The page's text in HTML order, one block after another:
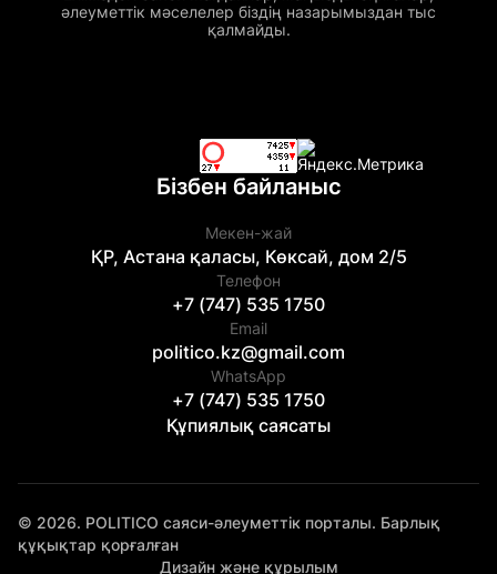
әлеуметтік мәселелер біздің назарымыздан тыс
қалмайды.
Бізбен байланыс
Мекен-жай
ҚР, Астана қаласы, Көксай, дом 2/5
Телефон
+7 (747) 535 1750
Email
politico.kz@gmail.com
WhatsApp
+7 (747) 535 1750
Құпиялық саясаты
© 2026. POLITICO саяси-әлеуметтік порталы. Барлық
құқықтар қорғалған
Дизайн және құрылым